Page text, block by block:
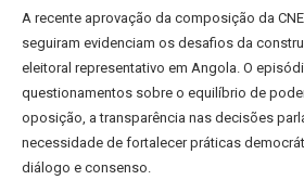
A recente aprovação da composição da
seguiram evidenciam os desafios da
eleitoral representativo em Angola. O
questionamentos sobre o equilíbrio de
oposição, a transparência nas decisões
necessidade de fortalecer práticas
diálogo e consenso.